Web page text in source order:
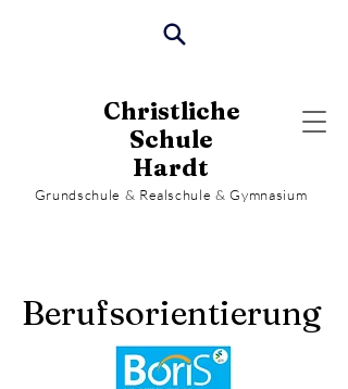
Christliche
Schule
Hardt
Grundschule & Realschule & Gymnasium
Berufsorientierung